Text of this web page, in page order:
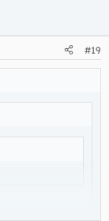
#19
así... :99